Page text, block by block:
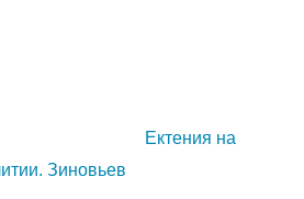
Ектения на
Зиновьев